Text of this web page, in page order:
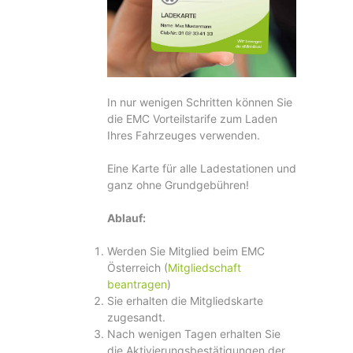
In nur wenigen Schritten können Sie
die EMC Vorteilstarife zum Laden
Ihres Fahrzeuges verwenden.
Eine Karte für alle Ladestationen und
ganz ohne Grundgebühren!
Ablauf:
Werden Sie Mitglied beim EMC
Österreich (Mitgliedschaft
beantragen)
Sie erhalten die Mitgliedskarte
zugesandt.
Nach wenigen Tagen erhalten Sie
die Aktivierungsbestätigungen der